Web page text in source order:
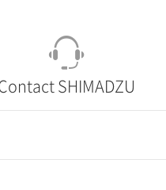
SHIMADZU